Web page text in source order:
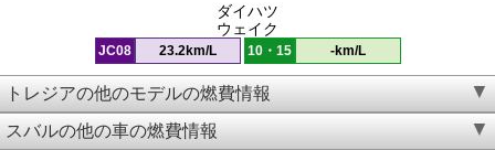
ダイハツ
ウェイク
JC08 23.2km/L 10・15 -km/L
トレジアの他のモデルの燃費情報
スバルの他の車の燃費情報